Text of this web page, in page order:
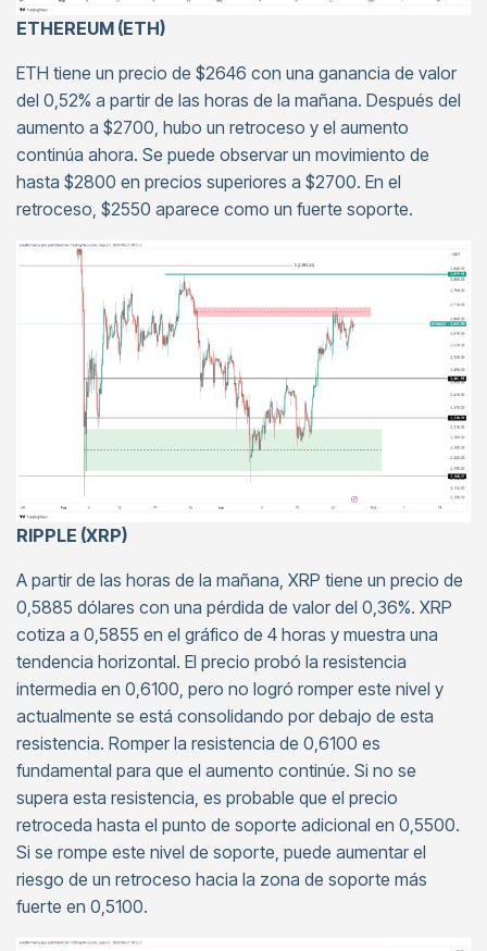
ETHEREUM (ETH)
ETH tiene un precio de $2646 con una ganancia de valor
del 0,52% a partir de las horas de la mañana. Después del
aumento a $2700, hubo un retroceso y el aumento
continúa ahora. Se puede observar un movimiento de
hasta $2800 en precios superiores a $2700. En el
retroceso, $2550 aparece como un fuerte soporte.
RIPPLE (XRP)
A partir de las horas de la mañana, XRP tiene un precio de
0,5885 dólares con una pérdida de valor del 0,36%. XRP
cotiza a 0,5855 en el gráfico de 4 horas y muestra una
tendencia horizontal. El precio probó la resistencia
intermedia en 0,6100, pero no logró romper este nivel y
actualmente se está consolidando por debajo de esta
resistencia. Romper la resistencia de 0,6100 es
fundamental para que el aumento continúe. Si no se
supera esta resistencia, es probable que el precio
retroceda hasta el punto de soporte adicional en 0,5500.
Si se rompe este nivel de soporte, puede aumentar el
riesgo de un retroceso hacia la zona de soporte más
fuerte en 0,5100.